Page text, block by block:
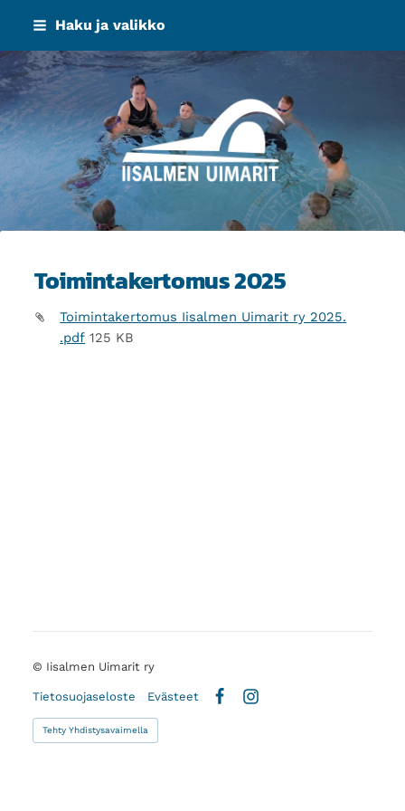
Siirry
sisältöön
Haku ja valikko
Iisalmen Uimarit ry
Toimintakertomus 2025
Toimintakertomus Iisalmen Uimarit ry 2025.
.pdf 125 KB
© Iisalmen Uimarit ry
Tietosuojaseloste
Evästeet
Tehty Yhdistysavaimella